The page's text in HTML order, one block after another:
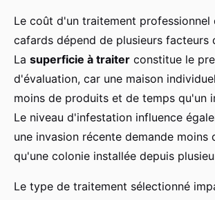
Le coût d'un traitement professionnel
cafards dépend de plusieurs facteurs
La superficie à traiter constitue le
d'évaluation, car une maison
moins de produits et de temps qu'un
Le niveau d'infestation influence
une invasion récente demande moins
qu'une colonie installée depuis
Le type de traitement sélectionné